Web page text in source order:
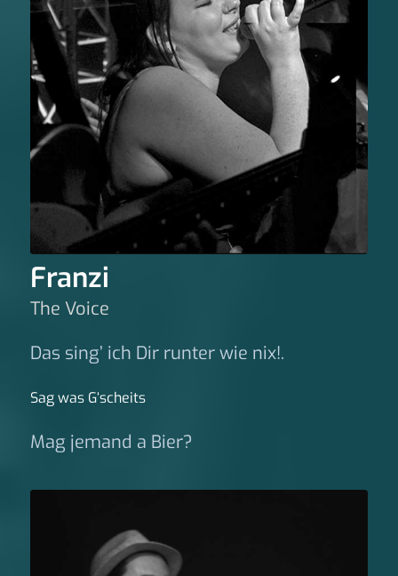
Franzi
The Voice
Das sing’ ich Dir runter wie nix!.
Sag was G‘scheits
Mag jemand a Bier?